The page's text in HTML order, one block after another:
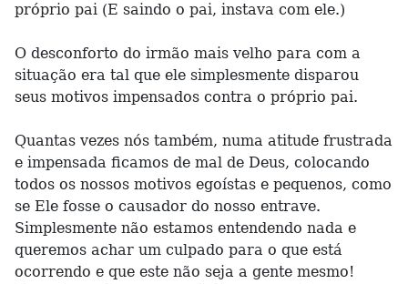
próprio pai (E saindo o pai, instava com ele.)
O desconforto do irmão mais velho para com a
situação era tal que ele simplesmente disparou
seus motivos impensados contra o próprio pai.
Quantas vezes nós também, numa atitude frustrada
e impensada ficamos de mal de Deus, colocando
todos os nossos motivos egoístas e pequenos, como
se Ele fosse o causador do nosso entrave.
Simplesmente não estamos entendendo nada e
queremos achar um culpado para o que está
ocorrendo e que este não seja a gente mesmo!